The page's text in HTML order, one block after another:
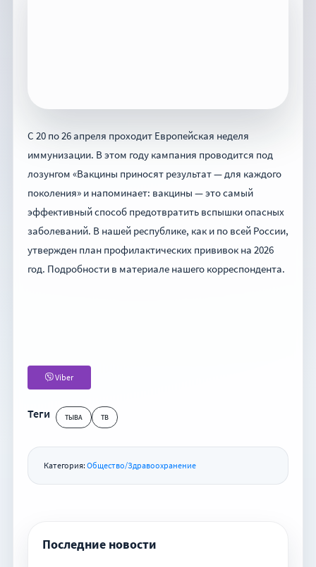
С 20 по 26 апреля проходит Европейская неделя
иммунизации. В этом году кампания проводится под
лозунгом «Вакцины приносят результат — для каждого
поколения» и напоминает: вакцины — это самый
эффективный способ предотвратить вспышки опасных
заболеваний. В нашей республике, как и по всей России,
утвержден план профилактических прививок на 2026
год. Подробности в материале нашего корреспондента.
Viber
Теги ТЫВА ТВ
Категория: Общество/Здравоохранение
Последние новости